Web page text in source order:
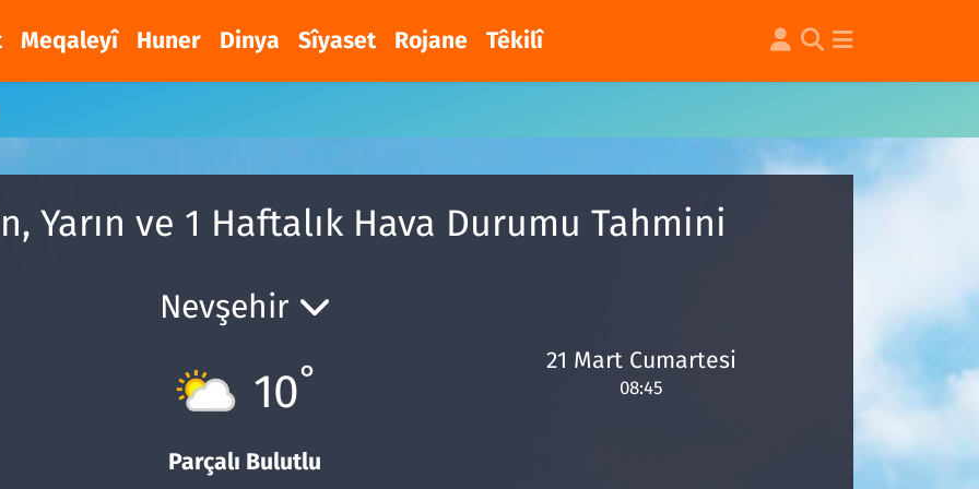
Meqaleyî Huner Dinya Sîyaset Rojane Têkilî
Yarın ve 1 Haftalık Hava Durumu Tahmini
Nevşehir
10°
Parçalı Bulutlu
21 Mart Cumartesi
08:45